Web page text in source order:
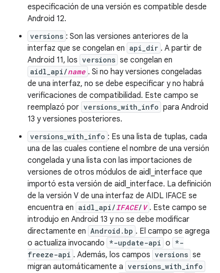
especificación de una versión es compatible desde
Android 12.
versions : Son las versiones anteriores de la
interfaz que se congelan en api_dir . A partir de
Android 11, los versions se congelan en
aidl_api/name . Si no hay versiones congeladas
de una interfaz, no se debe especificar y no habrá
verificaciones de compatibilidad. Este campo se
reemplazó por versions_with_info para Android
13 y versiones posteriores.
versions_with_info : Es una lista de tuplas, cada
una de las cuales contiene el nombre de una versión
congelada y una lista con las importaciones de
versiones de otros módulos de aidl_interface que
importó esta versión de aidl_interface. La definición
de la versión V de una interfaz de AIDL IFACE se
encuentra en aidl_api/IFACE/ V . Este campo se
introdujo en Android 13 y no se debe modificar
directamente en Android.bp . El campo se agrega
o actualiza invocando *-update-api o *-
freeze-api . Además, los campos versions se
migran automáticamente a versions_with_info